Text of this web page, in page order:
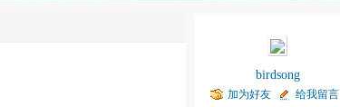
birdsong
加为好友
给我留言